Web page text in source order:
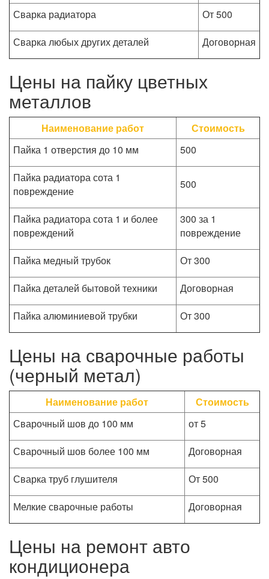
Сварка радиатора
От 500
Сварка любых других деталей
Договорная
Цены на пайку цветных
металлов
Наименование работ
Стоимость
Пайка 1 отверстия до 10 мм
500
Пайка радиатора сота 1
повреждение
500
Пайка радиатора сота 1 и более
повреждений
300 за 1
повреждение
Пайка медный трубок
От 300
Пайка деталей бытовой техники
Договорная
Пайка алюминиевой трубки
От 300
Цены на сварочные работы
(черный метал)
Наименование работ
Стоимость
Сварочный шов до 100 мм
от 5
Сварочный шов более 100 мм
Договорная
Сварка труб глушителя
От 500
Мелкие сварочные работы
Договорная
Цены на ремонт авто
кондиционера